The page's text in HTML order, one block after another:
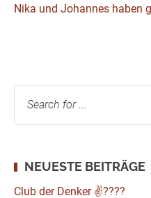
Nika und Johannes haben
NEUESTE BEITRÄGE
Club der Denker ✌????